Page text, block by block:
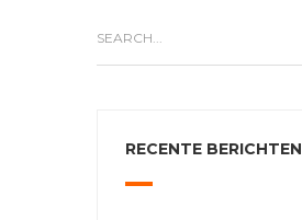
RECENTE BERICHTEN